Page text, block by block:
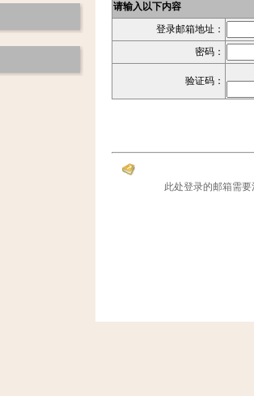
请输入以下内容
登录邮箱地址：
密码：
验证码：
此处登录的邮箱需